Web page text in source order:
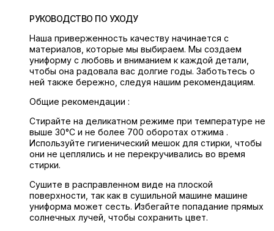
РУКОВОДСТВО ПО УХОДУ
Наша приверженность качеству начинается с
материалов, которые мы выбираем. Мы создаем
униформу с любовь и вниманием к каждой детали,
чтобы она радовала вас долгие годы. Заботьтесь о
ней также бережно, следуя нашим рекомендациям.
Общие рекомендации :
Стирайте на деликатном режиме при температуре не
выше 30°C и не более 700 оборотах отжима .
Используйте гигиенический мешок для стирки, чтобы
они не цеплялись и не перекручивались во время
стирки.
Сушите в расправленном виде на плоской
поверхности, так как в сушильной машине машине
униформа может сесть. Избегайте попадание прямых
солнечных лучей, чтобы сохранить цвет.